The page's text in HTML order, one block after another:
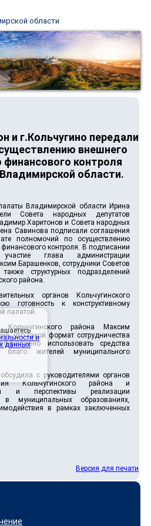
области
и г.Кольчугино передали
внешнего
финансового контроля
области.
Владимирской области Ирина
Совета народных депутатов
Харитонов и Совета народных
Савинова подписали соглашения
полномочий по осуществлению
контроля. В подписании
глава администрации
Барашенков, сотрудники Советов
структурных подразделений
района.
органов Кольчугинского
готовность к конструктивному
палатой.
Кольчугинского района Максим
что такой формат сотрудничества
использовать средства
жителей муниципального
с руководителями органов
Кольчугинского района и
и перспективы реализации
в муниципальных образованиях,
в рамках заключенных
Версия для печати
и
данных